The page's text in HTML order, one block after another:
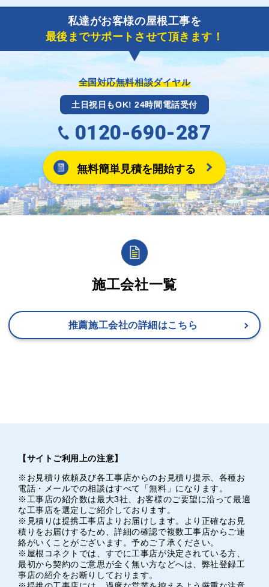
了しましたら、キャッシュバック(※)申込みフォーム
に各項目を入力いただいた上で送信してください。
その内容を屋根コネクトが確認できた日時から翌月末
までには送付手配させていただきます。
※キャッシュバックの金額は契約金額によって異なり
ます。
私達がお客様の屋根工事を
最後までサポートさせて頂きます！
全国対応無料相談ダイヤル
土日祝日もOK! 24時間電話受付
0120-690-287
無料簡単見積を開始する
施工会社一覧
推薦施工会社の詳細はこちら
【サイトご利用上の注意】
※お見積り依頼及び各工事店からのお見積り提示、各種お
電話・メールでの相談はすべて「無料」になります。
※工事店の紹介数は最大3社、お客様のご要望に沿って最適
な工事店を選定しご紹介しております。
※見積りは提携工事店よりお届けします。より正確なお見
積りをお届けするため、詳細の確認で複数工事店からご連
絡がいくことがございます。予めご了承ください。
※屋根コネクトでは、すでに工事店が決定されている方、
最初から契約のご意思が全く無い方などへは、弊社登録工
事店の紹介をお断りしております。